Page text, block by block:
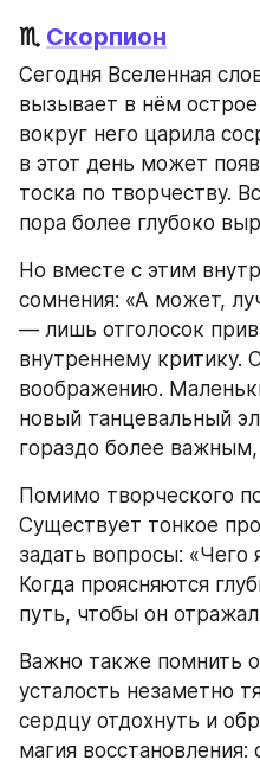
♏ Скорпион
Сегодня Вселенная
вызывает в нём
вокруг него царила
в этот день может
тоска по творчеству.
пора более глубоко
Но вместе с этим
сомнения: «А может,
— лишь отголосок
внутреннему критику.
воображению.
новый танцевальный
гораздо более
Помимо творческого
Существует тонкое
задать вопросы: «Чего
Когда проясняются
путь, чтобы он
Важно также помнить
усталость незаметно
сердцу отдохнуть и
магия